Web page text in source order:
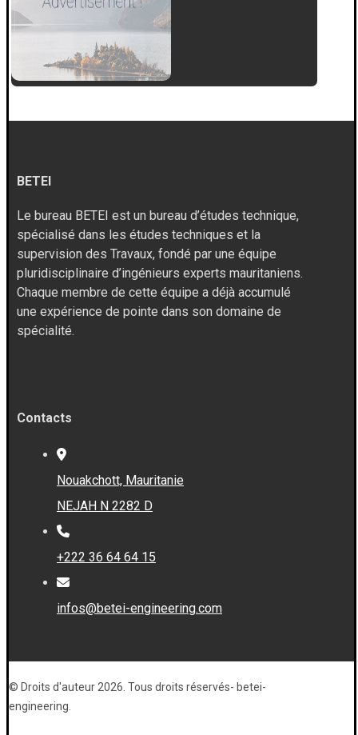
BETEI
Le bureau BETEI est un bureau d’études technique,
spécialisé dans les études techniques et la
supervision des Travaux, fondé par une équipe
pluridisciplinaire d’ingénieurs experts mauritaniens.
Chaque membre de cette équipe a déjà accumulé
une expérience de pointe dans son domaine de
spécialité.
Contacts
Nouakchott, Mauritanie
NEJAH N 2282 D
+222 36 64 64 15
infos@betei-engineering.com
© Droits d'auteur 2026. Tous droits réservés- betei-
engineering.